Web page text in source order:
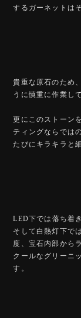
するガーネットは
貴重な原石のため
うに慎重に作業し
更にこのストーン
ティングならでは
たびにキラキラと
LED下では落ち着
そして白熱灯下で
度、宝石内部から
クールなグリーニ
す。